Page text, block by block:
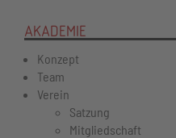
AKADEMIE
Konzept
Team
Verein
Satzung
Mitgliedschaft